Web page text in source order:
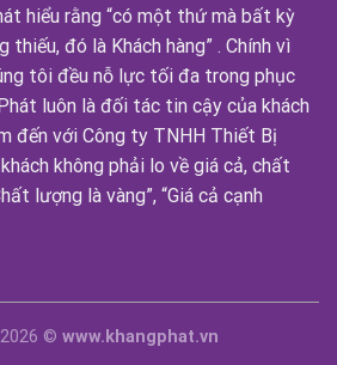
hiểu rằng “có một thứ mà bất kỳ
thiếu, đó là Khách hàng” . Chính vì
tôi đều nỗ lực tối đa trong phục
luôn là đối tác tin cậy của khách
đến với Công ty TNHH Thiết Bị
không phải lo về giá cả, chất
lượng là vàng”, “Giá cả cạnh
© www.khangphat.vn